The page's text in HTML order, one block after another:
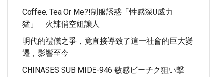
Coffee, Tea Or Me?!制服誘惑「性感深U威力
猛」 火辣俏空姐讓人
明代的禮儀之爭，竟直接導致了這一社會的巨大變
遷，影響至今
CHINASES SUB MIDE-946 敏感ビーチク狙い撃